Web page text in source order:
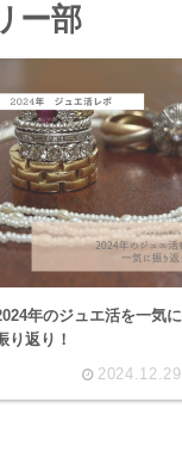
ー部
年のジュエ活を一気に
り返り！
2024.12.29